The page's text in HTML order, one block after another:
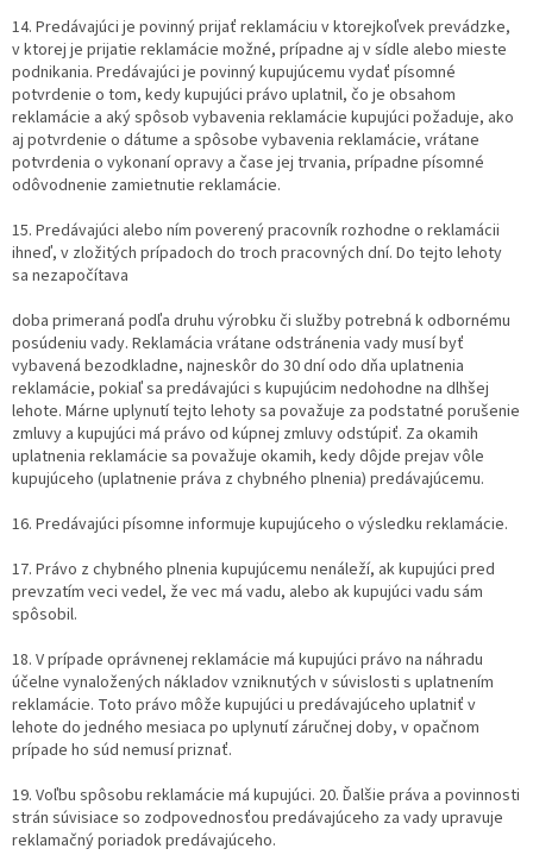
14. Predávajúci je povinný prijať reklamáciu v ktorejkoľvek prevádzke,
v ktorej je prijatie reklamácie možné, prípadne aj v sídle alebo mieste
podnikania. Predávajúci je povinný kupujúcemu vydať písomné
potvrdenie o tom, kedy kupujúci právo uplatnil, čo je obsahom
reklamácie a aký spôsob vybavenia reklamácie kupujúci požaduje, ako
aj potvrdenie o dátume a spôsobe vybavenia reklamácie, vrátane
potvrdenia o vykonaní opravy a čase jej trvania, prípadne písomné
odôvodnenie zamietnutie reklamácie.
15. Predávajúci alebo ním poverený pracovník rozhodne o reklamácii
ihneď, v zložitých prípadoch do troch pracovných dní. Do tejto lehoty
sa nezapočítava
doba primeraná podľa druhu výrobku či služby potrebná k odbornému
posúdeniu vady. Reklamácia vrátane odstránenia vady musí byť
vybavená bezodkladne, najneskôr do 30 dní odo dňa uplatnenia
reklamácie, pokiaľ sa predávajúci s kupujúcim nedohodne na dlhšej
lehote. Márne uplynutí tejto lehoty sa považuje za podstatné porušenie
zmluvy a kupujúci má právo od kúpnej zmluvy odstúpiť. Za okamih
uplatnenia reklamácie sa považuje okamih, kedy dôjde prejav vôle
kupujúceho (uplatnenie práva z chybného plnenia) predávajúcemu.
16. Predávajúci písomne informuje kupujúceho o výsledku reklamácie.
17. Právo z chybného plnenia kupujúcemu nenáleží, ak kupujúci pred
prevzatím veci vedel, že vec má vadu, alebo ak kupujúci vadu sám
spôsobil.
18. V prípade oprávnenej reklamácie má kupujúci právo na náhradu
účelne vynaložených nákladov vzniknutých v súvislosti s uplatnením
reklamácie. Toto právo môže kupujúci u predávajúceho uplatniť v
lehote do jedného mesiaca po uplynutí záručnej doby, v opačnom
prípade ho súd nemusí priznať.
19. Voľbu spôsobu reklamácie má kupujúci. 20. Ďalšie práva a povinnosti
strán súvisiace so zodpovednosťou predávajúceho za vady upravuje
reklamačný poriadok predávajúceho.